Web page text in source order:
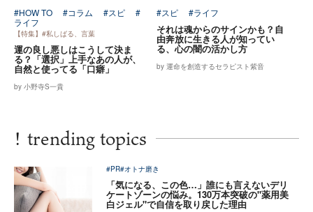
#HOW TO #コラム #スピ
#
ライフ
【特集】#私しばる、言葉
運の良し悪しはこうして決ま
る？「選択」上手なあの人が、
自然と使ってる「口癖」
by 小野寺S一貴
#スピ #ライフ
それは魂からのサインかも？自
由奔放に生きる人が知ってい
る、心の闇の活かし方
by 運命を創造するセラピスト紫音
! trending topics
#PR#オトナ磨き
「気になる、この色…」誰にも言えないデリ
ケートゾーンの悩み。130万本突破の"薬用美
白ジェル"で自信を取り戻した理由